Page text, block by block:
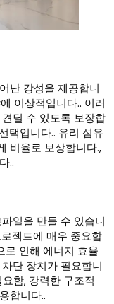
난 강성을 제공합니
이상적입니다.. 이러
딜 수 있도록 보장합
택입니다.. 유리 섬유
비율로 보상합니다.,
..
일을 만들 수 있습니
젝트에 매우 중요합
로 인해 에너지 효율
단 장치가 필요합니
함, 강력한 구조적
합니다..